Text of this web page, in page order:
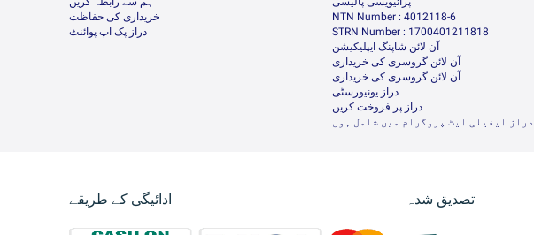
خریداری کی حفاظت
دراز پک اپ پوائنٹ
NTN Number : 4012118-6
STRN Number : 1700401211818
آن لائن شاپنگ ایپلیکیشن
آن لائن گروسری کی خریداری
آن لائن گروسری کی خریداری
دراز یونیورسٹی
دراز پر فروخت کریں
دراز ایفیلی ایٹ پروگرام میں شامل ہوں
ادائیگی کے طریقے تصدیق شدہ